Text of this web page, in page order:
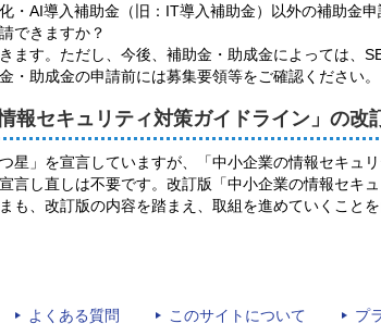
・AI導入補助金（旧：IT導入補助金）以外の補助金
できますか？
ます。ただし、今後、補助金・助成金によっては、
・助成金の申請前には募集要領等をご確認ください。
報セキュリティ対策ガイドライン」の改
星」を宣言していますが、「中小企業の情報セキュ
言し直しは不要です。改訂版「中小企業の情報セキ
も、改訂版の内容を踏まえ、取組を進めていくこと
よくある質問 このサイトについて プ